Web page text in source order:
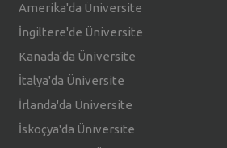
Amerika'da Üniversite
İngiltere'de Üniversite
Kanada'da Üniversite
İtalya'da Üniversite
İrlanda'da Üniversite
İskoçya'da Üniversite